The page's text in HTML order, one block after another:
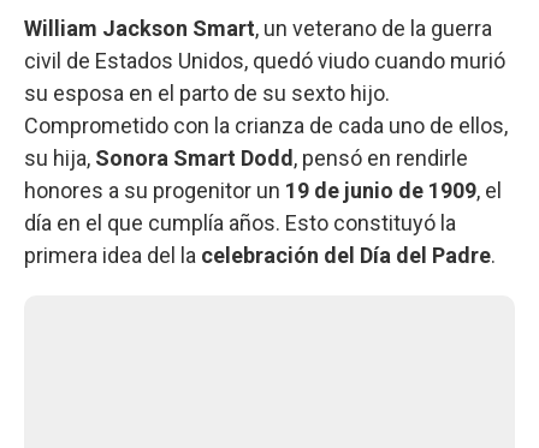
William Jackson Smart, un veterano de la guerra
civil de Estados Unidos, quedó viudo cuando murió
su esposa en el parto de su sexto hijo.
Comprometido con la crianza de cada uno de ellos,
su hija, Sonora Smart Dodd , pensó en rendirle
honores a su progenitor un 19 de junio de 1909, el
día en el que cumplía años. Esto constituyó la
primera idea del la celebración del Día del Padre.